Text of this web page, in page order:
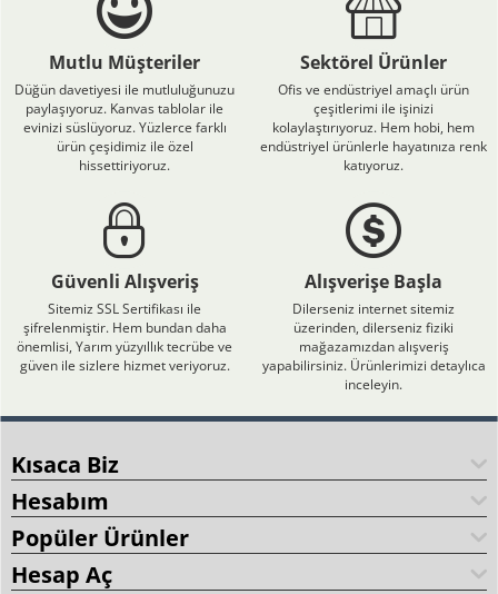
Mutlu Müşteriler
Düğün davetiyesi ile mutluluğunuzu
paylaşıyoruz. Kanvas tablolar ile
evinizi süslüyoruz. Yüzlerce farklı
ürün çeşidimiz ile özel
hissettiriyoruz.
Sektörel Ürünler
Ofis ve endüstriyel amaçlı ürün
çeşitlerimi ile işinizi
kolaylaştırıyoruz. Hem hobi, hem
endüstriyel ürünlerle hayatınıza renk
katıyoruz.
Güvenli Alışveriş
Sitemiz SSL Sertifikası ile
şifrelenmiştir. Hem bundan daha
önemlisi, Yarım yüzyıllık tecrübe ve
güven ile sizlere hizmet veriyoruz.
Alışverişe Başla
Dilerseniz internet sitemiz
üzerinden, dilerseniz fiziki
mağazamızdan alışveriş
yapabilirsiniz. Ürünlerimizi detaylıca
inceleyin.
Kısaca Biz
Hesabım
Popüler Ürünler
Hesap Aç